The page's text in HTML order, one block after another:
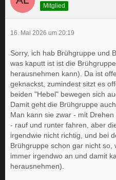
Mitglied
16. Mai 2026 um 20:19
Sorry, ich hab Brühgruppe und
was kaputt ist ist die
herausnehmen kann). Da ist
geknackst, zumindest sitzt es
beiden "Hebel" bewegen sich
Damit geht die Brühgruppe
Man kann sie zwar - mit
- rauf und runter fahren, aber
irgendwie nicht richtig, und bei
Brühgruppe schon gar nicht so,
immer irgendwo an und damit
herausnehmen).